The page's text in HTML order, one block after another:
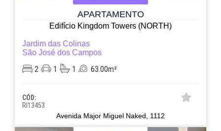
APARTAMENTO
Edifício Kingdom Towers (NORTH)
Jardim das Colinas
São José dos Campos
2 1 1 63.00m²
CÓD:
RI13453
Avenida Major Miguel Naked, 1112